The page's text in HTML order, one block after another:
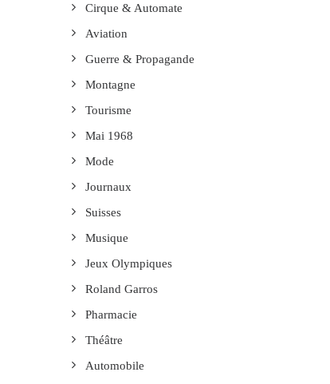
Cirque & Automate
Aviation
Guerre & Propagande
Montagne
Tourisme
Mai 1968
Mode
Journaux
Suisses
Musique
Jeux Olympiques
Roland Garros
Pharmacie
Théâtre
Automobile